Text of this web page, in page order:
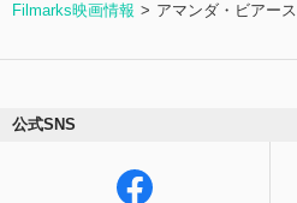
Filmarks映画情報 アマンダ・ビアース
公式SNS